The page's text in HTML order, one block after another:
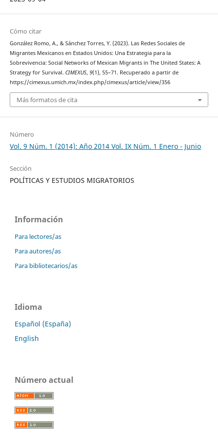
Cómo citar
González Romo, A., & Sánchez Torres, Y. (2023). Las Redes Sociales de
Migrantes Mexicanos en Estados Unidos: Una Estrategia para la
Sobrevivencia: Social Networks of Mexican Migrants in The United States: A
Strategy for Survival. CIMEXUS, 9(1), 55–71. Recuperado a partir de
https://cimexus.umich.mx/index.php/cimexus/article/view/356
Más formatos de cita
Número
Vol. 9 Núm. 1 (2014): Año 2014 Vol. IX Núm. 1 Enero - Junio
Sección
POLÍTICAS Y ESTUDIOS MIGRATORIOS
Información
Para lectores/as
Para autores/as
Para bibliotecarios/as
Idioma
Español (España)
English
Número actual